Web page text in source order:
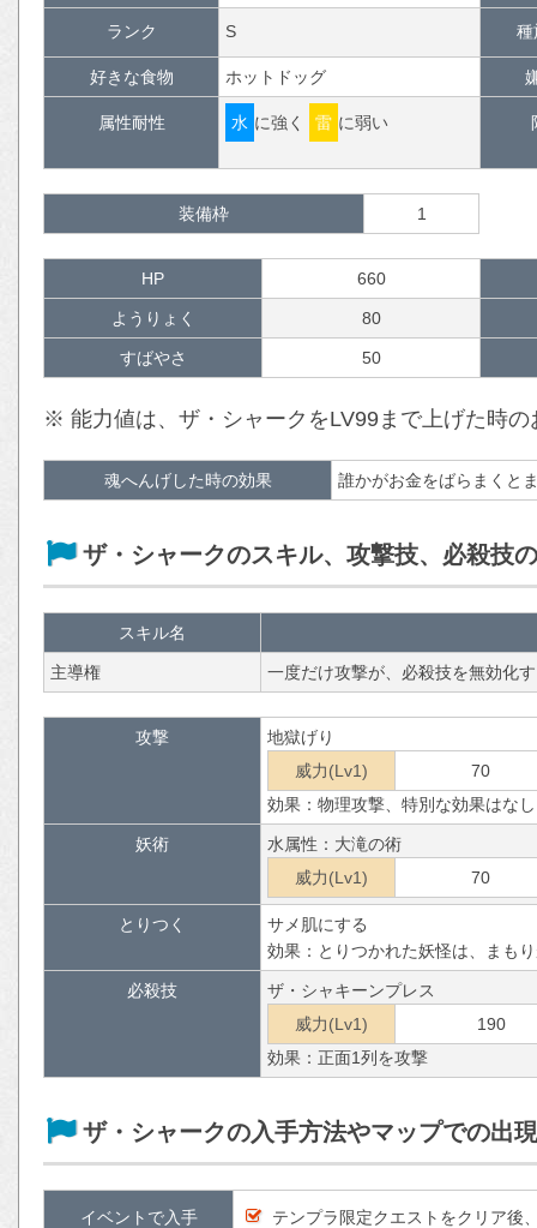
ランク S 種
好きな食物 ホットドッグ
属性耐性 水 に強く 雷 に弱い
装備枠 1
HP 660
ようりょく 80
すばやさ 50
※ 能力値は、ザ・シャークをLV99まで上げた時
魂へんげした時の効果 誰かがお金をばらまくと
ザ・シャークのスキル、攻撃技、必殺技
スキル名
主導権 一度だけ攻撃が、必殺技を無効化
攻撃
地獄げり
威力(Lv1)
70
効果：物理攻撃、特別な効果はなし
妖術
水属性：大滝の術
威力(Lv1)
70
とりつく
サメ肌にする
効果：とりつかれた妖怪は、まも
必殺技
ザ・シャキーンプレス
威力(Lv1)
190
効果：正面1列を攻撃
ザ・シャークの入手方法やマップでの出
イベントで入手 テンプラ限定クエストをクリア後